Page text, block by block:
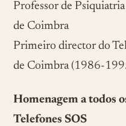
Professor de
de Coimbra
Primeiro director do
de Coimbra (1986-
Homenagem a todos
Telefones SOS